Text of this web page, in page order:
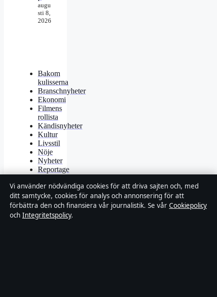
augu
sti 8,
2026
Bakom
kulisserna
Branschnyheter
Ekonomi
Filmens
rollista
Kändisnyheter
Kultur
Livsstil
Nöje
Nyheter
Reportage
&
reglering
Spel
Sport
TV-
Vi använder nödvändiga cookies för att driva sajten och, med
ditt samtycke, cookies för analys och annonsering för att
förbättra den och finansiera vår journalistik. Se vår Cookiepolicy
och Integritetspolicy.